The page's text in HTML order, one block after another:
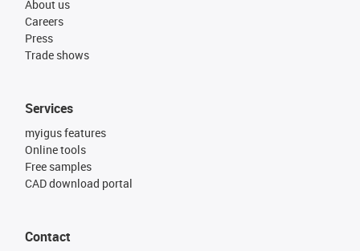
About us
Careers
Press
Trade shows
Services
myigus features
Online tools
Free samples
CAD download portal
Contact